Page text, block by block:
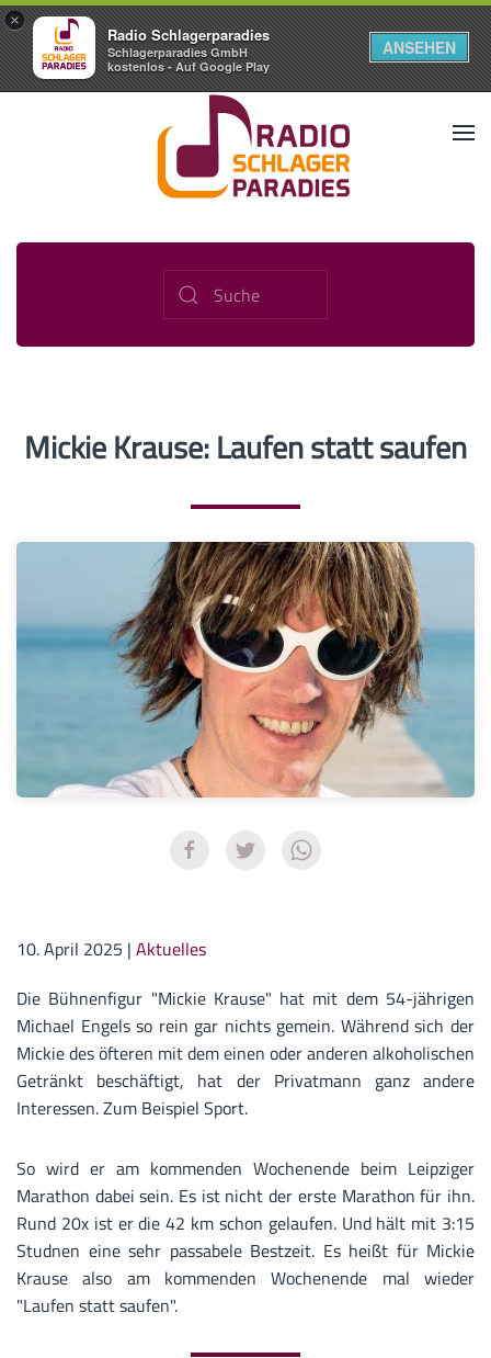
×
Radio Schlagerparadies
Schlagerparadies GmbH
kostenlos - Auf Google Play
ANSEHEN
Mickie Krause: Laufen statt saufen
10. April 2025 | Aktuelles
Die Bühnenfigur "Mickie Krause" hat mit dem 54-jährigen
Michael Engels so rein gar nichts gemein. Während sich der
Mickie des öfteren mit dem einen oder anderen alkoholischen
Getränkt beschäftigt, hat der Privatmann ganz andere
Interessen. Zum Beispiel Sport.
So wird er am kommenden Wochenende beim Leipziger
Marathon dabei sein. Es ist nicht der erste Marathon für ihn.
Rund 20x ist er die 42 km schon gelaufen. Und hält mit 3:15
Studnen eine sehr passabele Bestzeit. Es heißt für Mickie
Krause also am kommenden Wochenende mal wieder
"Laufen statt saufen".